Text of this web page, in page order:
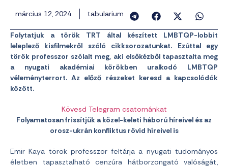
március 12, 2024 tabularium
Folytatjuk a török TRT által készített LMBTQP-lobbit
leleplező kisfilmekről szóló cikksorozatunkat. Ezúttal egy
török professzor szólalt meg, aki elsőkézből tapasztalta meg
a nyugati akadémiai körökben uralkodó LMBTQP
véleményterrort. Az előző részeket keresd a kapcsolódók
között.
Kövesd Telegram csatornánkat
Folyamatosan frissítjük a közel-keleti háború híreivel és az
orosz-ukrán konfliktus rövid híreivel is
Emir Kaya török professzor feltárja a nyugati tudományos
életben tapasztalható cenzúra hátborzongató valóságát,